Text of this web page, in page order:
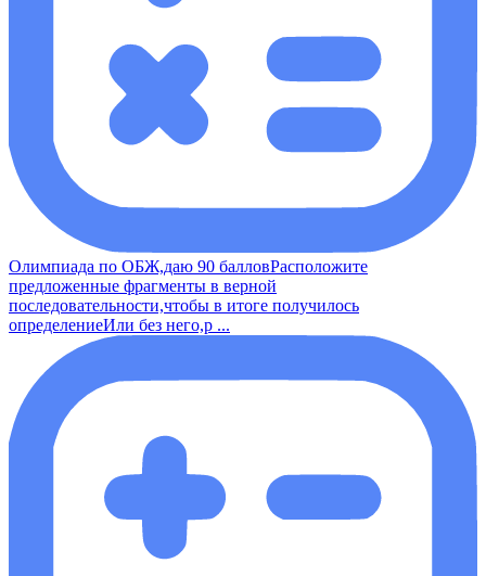
Олимпиада по ОБЖ,даю 90 балловРасположите
предложенные фрагменты в верной
последовательности,чтобы в итоге получилось
определениеИли без него,р ...